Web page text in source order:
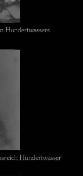
Hundertwassers
Hundertwasser